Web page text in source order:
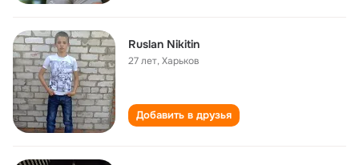
Ruslan Nikitin
27 лет,Харьков
Добавить в друзья